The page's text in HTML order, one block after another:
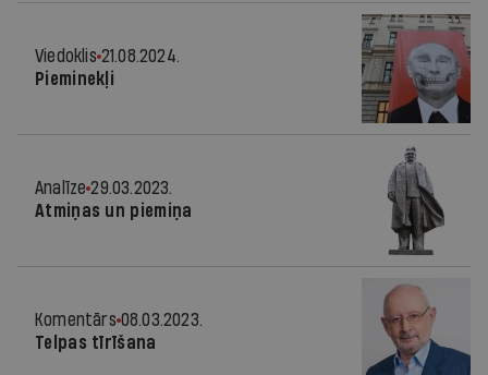
Viedoklis 21.08.2024.
Pieminekļi
Analīze 29.03.2023.
Atmiņas un piemiņa
Komentārs 08.03.2023.
Telpas tīrīšana